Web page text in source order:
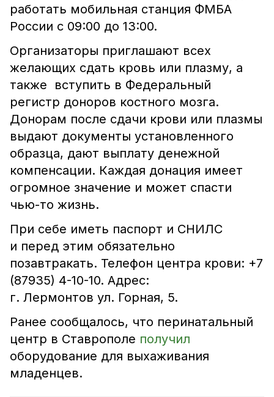
работать мобильная станция ФМБА
России с 09:00 до 13:00.
Организаторы приглашают всех
желающих сдать кровь или плазму, а
также вступить в Федеральный
регистр доноров костного мозга.
Донорам после сдачи крови или плазмы
выдают документы установленного
образца, дают выплату денежной
компенсации. Каждая донация имеет
огромное значение и может спасти
чью-то жизнь.
При себе иметь паспорт и СНИЛС
и перед этим обязательно
позавтракать. Телефон центра крови: +7
(87935) 4-10-10. Адрес:
г. Лермонтов ул. Горная, 5.
Ранее сообщалось, что перинатальный
центр в Ставрополе получил
оборудование для выхаживания
младенцев.